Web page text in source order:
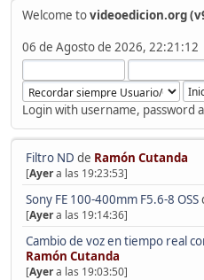
Welcome tovideoedicion.org
06 de Agosto de 2026, 22:21:12
Login with username, password
Filtro ND de Ramón Cutanda
[Ayera las 19:23:53]
Sony FE 100-400mm F5.6-8 OSS
[Ayera las 19:14:36]
Cambio de voz en tiempo real
Ramón Cutanda
[Ayera las 19:03:50]